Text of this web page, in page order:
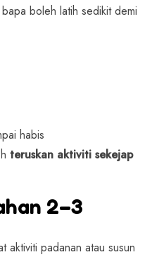
boleh latih sedikit demi
habis
teruskan aktiviti sekejap
2–3